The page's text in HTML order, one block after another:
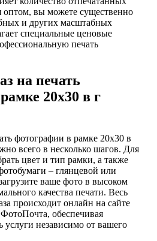
оптом, вы можете существенно
и других масштабных
специальные ценовые
печать
на печать
20х30 в г
фотографии в рамке 20х30 в
всего в несколько шагов. Для
цвет и тип рамки, а также
– глянцевой или
ваше фото в высоком
качества печати. Весь
происходит онлайн на сайте
обеспечивая
услуги независимо от вашего